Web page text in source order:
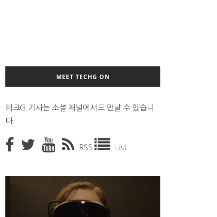
MEET TECHG ON
테크G 기사는 소셜 채널에서도 만날 수 있습니
다.
RSS List